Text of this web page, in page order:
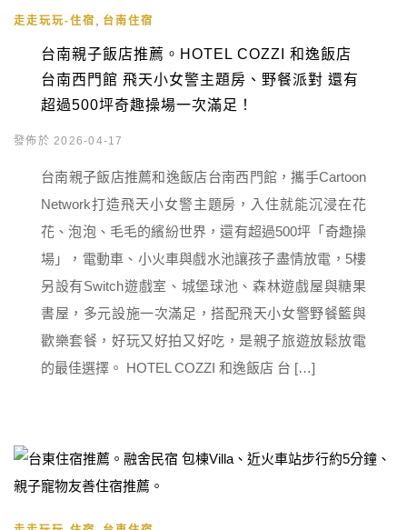
走走玩玩-住宿 台南住宿
台南親子飯店推薦。HOTEL COZZI 和逸飯店
台南西門館 飛天小女警主題房、野餐派對 還有
超過500坪奇趣操場一次滿足！
發佈於 2026-04-17
台南親子飯店推薦和逸飯店台南西門館，攜手Cartoon
Network打造飛天小女警主題房，入住就能沉浸在花
花、泡泡、毛毛的繽紛世界，還有超過500坪「奇趣操
場」，電動車、小火車與戲水池讓孩子盡情放電，5樓
另設有Switch遊戲室、城堡球池、森林遊戲屋與糖果
書屋，多元設施一次滿足，搭配飛天小女警野餐籃與
歡樂套餐，好玩又好拍又好吃，是親子旅遊放鬆放電
的最佳選擇。 HOTEL COZZI 和逸飯店 台 […]